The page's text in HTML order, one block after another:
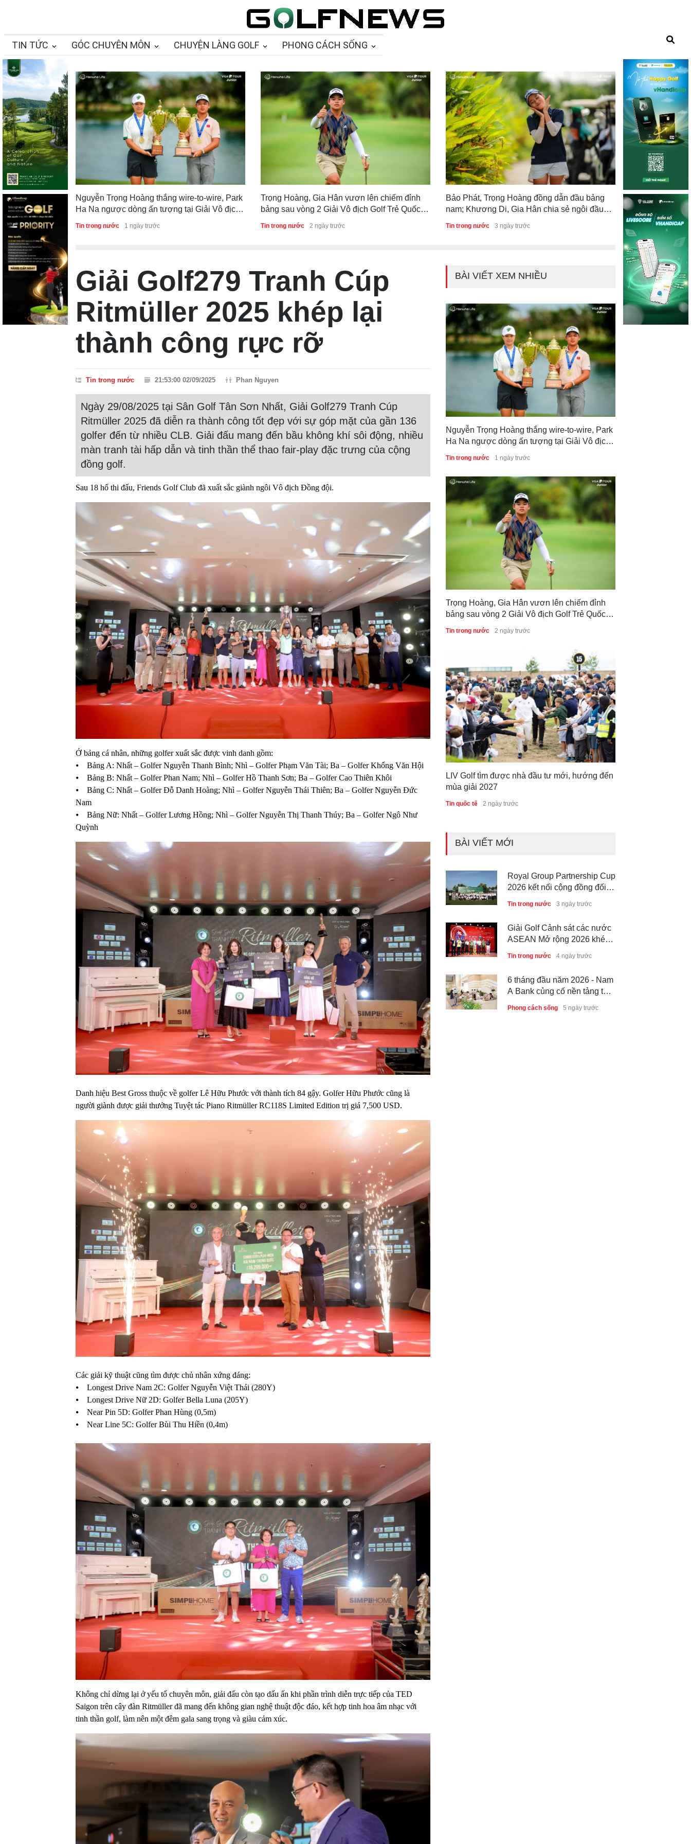
TIN TỨC GÓC CHUYÊN MÔN CHUYỆN LÀNG GOLF PHONG CÁCH SỐNG
Nguyễn Trọng Hoàng thắng wire-to-wire, Park
Ha Na ngược dòng ấn tượng tại Giải Vô địch
Golf Trẻ Quốc gia 2026
Tin trong nước 1 ngày trước
Trọng Hoàng, Gia Hân vươn lên chiếm đỉnh
bảng sau vòng 2 Giải Vô địch Golf Trẻ Quốc
Tin trong nước 2 ngày trước
Bảo Phát, Trọng Hoàng đồng dẫn đầu bảng
nam; Khương Di, Gia Hân chia sẻ ngôi đầu
bảng nữ sau vòng 1 Giải Vô địch Golf Trẻ
Quốc gia 2026
Tin trong nước 3 ngày trước
Quảng Ninh,
tác, hướng tới
Việt Nam
Tin trong nước 3
Giải Golf279 Tranh Cúp
Ritmüller 2025 khép lại
thành công rực rỡ
Tin trong nước 21:53:00 02/09/2025 Phan Nguyen
Ngày 29/08/2025 tại Sân Golf Tân Sơn Nhất, Giải Golf279 Tranh Cúp
Ritmüller 2025 đã diễn ra thành công tốt đẹp với sự góp mặt của gần 136
golfer đến từ nhiều CLB. Giải đấu mang đến bầu không khí sôi động, nhiều
màn tranh tài hấp dẫn và tinh thần thể thao fair-play đặc trưng của cộng
đồng golf.
Sau 18 hố thi đấu, Friends Golf Club đã xuất sắc giành ngôi Vô địch Đồng đội.
Ở bảng cá nhân, những golfer xuất sắc được vinh danh gồm:
⦁ Bảng A: Nhất – Golfer Nguyễn Thanh Bình; Nhì – Golfer Phạm Văn Tài; Ba – Golfer Khổng Văn Hội
⦁ Bảng B: Nhất – Golfer Phan Nam; Nhì – Golfer Hồ Thanh Sơn; Ba – Golfer Cao Thiên Khôi
⦁ Bảng C: Nhất – Golfer Đỗ Danh Hoàng; Nhì – Golfer Nguyễn Thái Thiên; Ba – Golfer Nguyễn Đức
Nam
⦁ Bảng Nữ: Nhất – Golfer Lương Hồng; Nhì – Golfer Nguyễn Thị Thanh Thúy; Ba – Golfer Ngô Như
Quỳnh
Danh hiệu Best Gross thuộc về golfer Lê Hữu Phước với thành tích 84 gậy. Golfer Hữu Phước cũng là
người giành được giải thưởng Tuyệt tác Piano Ritmüller RC118S Limited Edition trị giá 7,500 USD.
Các giải kỹ thuật cũng tìm được chủ nhân xứng đáng:
⦁ Longest Drive Nam 2C: Golfer Nguyễn Việt Thái (280Y)
⦁ Longest Drive Nữ 2D: Golfer Bella Luna (205Y)
⦁ Near Pin 5D: Golfer Phan Hùng (0,5m)
⦁ Near Line 5C: Golfer Bùi Thu Hiền (0,4m)
Không chỉ dừng lại ở yếu tố chuyên môn, giải đấu còn tạo dấu ấn khi phần trình diễn trực tiếp của TED
Saigon trên cây đàn Ritmüller đã mang đến không gian nghệ thuật độc đáo, kết hợp tinh hoa âm nhạc với
tinh thần golf, làm nên một đêm gala sang trọng và giàu cảm xúc.
BÀI VIẾT XEM NHIỀU
Nguyễn Trọng Hoàng thắng wire-to-wire, Park
Ha Na ngược dòng ấn tượng tại Giải Vô địch
Golf Trẻ Quốc gia 2026
Tin trong nước 1 ngày trước
Trọng Hoàng, Gia Hân vươn lên chiếm đỉnh
bảng sau vòng 2 Giải Vô địch Golf Trẻ Quốc
Tin trong nước 2 ngày trước
LIV Golf tìm được nhà đầu tư mới, hướng đến
mùa giải 2027
Tin quốc tế 2 ngày trước
BÀI VIẾT MỚI
Royal Group Partnership Cup
2026 kết nối cộng đồng đối
tác tại Royal Long An Golf &
Country Club
Tin trong nước 3 ngày trước
Giải Golf Cảnh sát các nước
ASEAN Mở rộng 2026 khép
lại thành công, thúc đẩy giao
lưu và hợp tác quốc tế
Tin trong nước 4 ngày trước
6 tháng đầu năm 2026 - Nam
A Bank củng cố nền tảng tài
sản và năng lực dự phòng
Phong cách sống 5 ngày trước